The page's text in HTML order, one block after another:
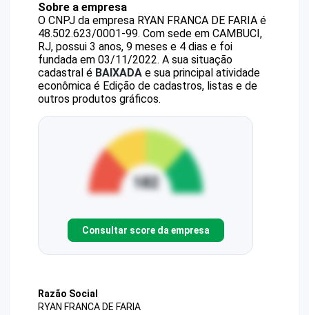
Sobre a empresa
O CNPJ da empresa RYAN FRANCA DE FARIA é
48.502.623/0001-99. Com sede em CAMBUCI,
RJ, possui 3 anos, 9 meses e 4 dias e foi
fundada em 03/11/2022. A sua situação
cadastral é BAIXADA e sua principal atividade
econômica é Edição de cadastros, listas e de
outros produtos gráficos.
Consultar score da empresa
Razão Social
RYAN FRANCA DE FARIA